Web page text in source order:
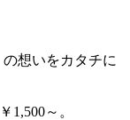
想いをカタチに
1,500～。